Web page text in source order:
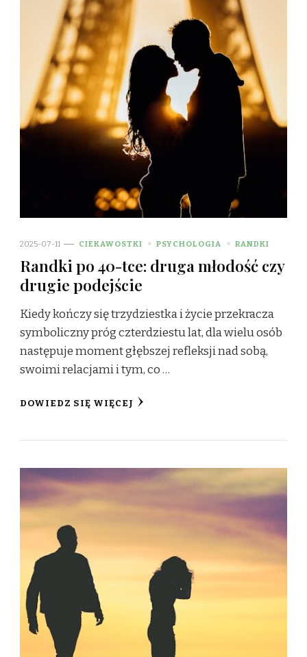
2025-07-11 CIEKAWOSTKI PSYCHOLOGIA RANDKI
Randki po 40-tce: druga młodość czy
drugie podejście
Kiedy kończy się trzydziestka i życie przekracza
symboliczny próg czterdziestu lat, dla wielu osób
następuje moment głębszej refleksji nad sobą,
swoimi relacjami i tym, co …
DOWIEDZ SIĘ WIĘCEJ